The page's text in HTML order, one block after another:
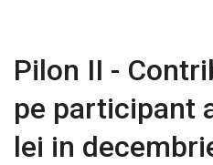
Pilon II -
pe participant
lei in